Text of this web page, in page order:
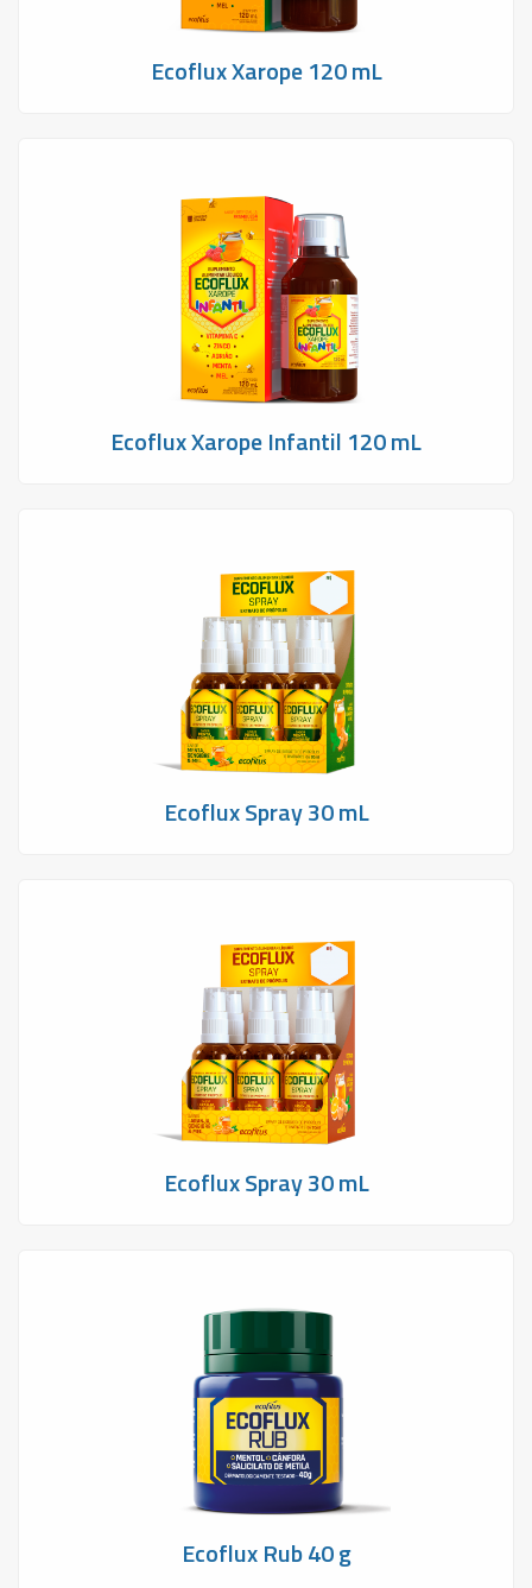
Ecoflux Xarope 120 mL
Ecoflux Xarope Infantil 120 mL
Ecoflux Spray 30 mL
Ecoflux Spray 30 mL
Ecoflux Rub 40 g